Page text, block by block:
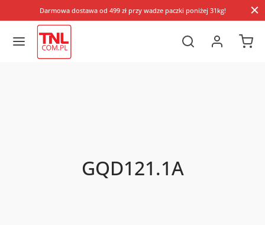
Darmowa dostawa od 499 zł przy wadze paczki poniżej 31kg!
GQD121.1A